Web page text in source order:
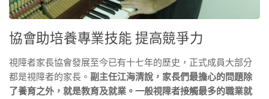
協會助培養專業技能 提高競爭力
視障者家長協會發展至今已有十七年的歷史，正式成員大部分
都是視障者的家長。 副主任江海清說，家長們最擔心的問題除
了養育之外，就是教育及就業。一般視障者接觸最多的職業就